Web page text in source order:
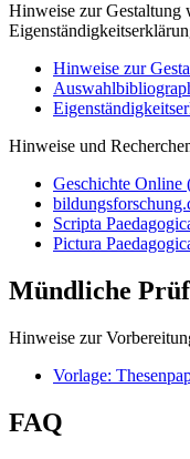
Hinweise zur Gestaltung
Hinweise zur
Hinweise und
Geschichte Online
Scripta
Pictura
Mündliche
Hinweise zur
Vorlage:
FAQ